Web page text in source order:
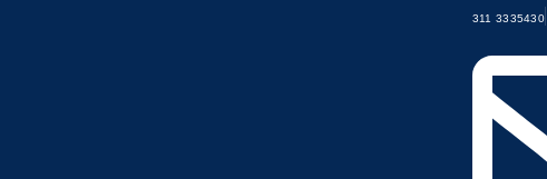
311 3335430